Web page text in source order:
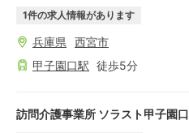
1件の求人情報があります
兵庫県
西宮市
甲子園口駅 徒歩5分
訪問介護事業所 ソラスト甲子園口